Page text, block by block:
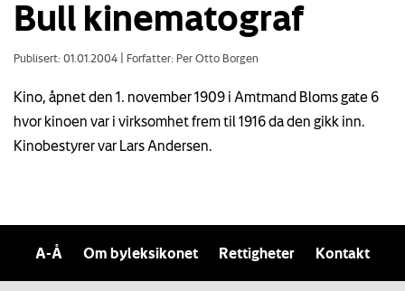
Bull kinematograf
Publisert: 01.01.2004 Forfatter: Per Otto Borgen
Kino, åpnet den 1. november 1909 i Amtmand Bloms gate 6
hvor kinoen var i virksomhet frem til 1916 da den gikk inn.
Kinobestyrer var Lars Andersen.
A-Å Om byleksikonet Rettigheter Kontakt